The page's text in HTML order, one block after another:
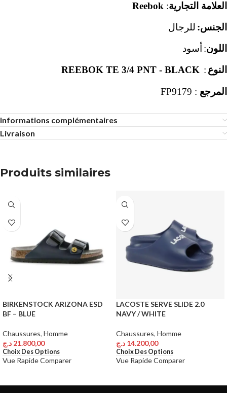
العلامة التجارية:
Reebok
الجنس: للرجال
اللون: أسود
النوع :
REEBOK TE 3/4 PNT - BLACK
المرجع :
Informations complémentaires
Livraison
Produits similaires
BIRKENSTOCK ARIZONA ESD
BF – BLUE
Chaussures, Homme
21.800,00 د.ج
Choix Des Options
Vue RapideComparer
LACOSTE SERVE SLIDE 2.0
NAVY / WHITE
Chaussures, Homme
14.200,00 د.ج
Choix Des Options
Vue RapideComparer